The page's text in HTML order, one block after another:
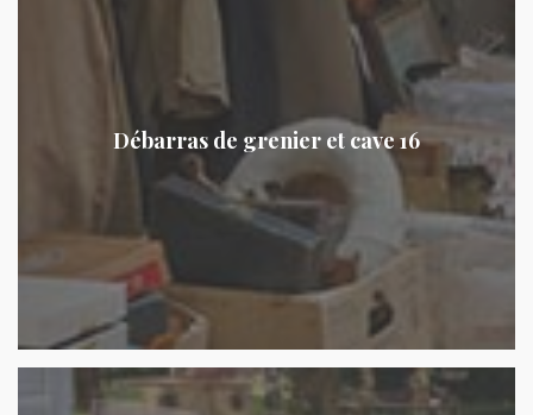
Débarras de grenier et cave 16